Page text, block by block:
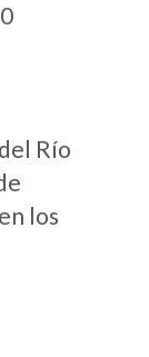
Río
los